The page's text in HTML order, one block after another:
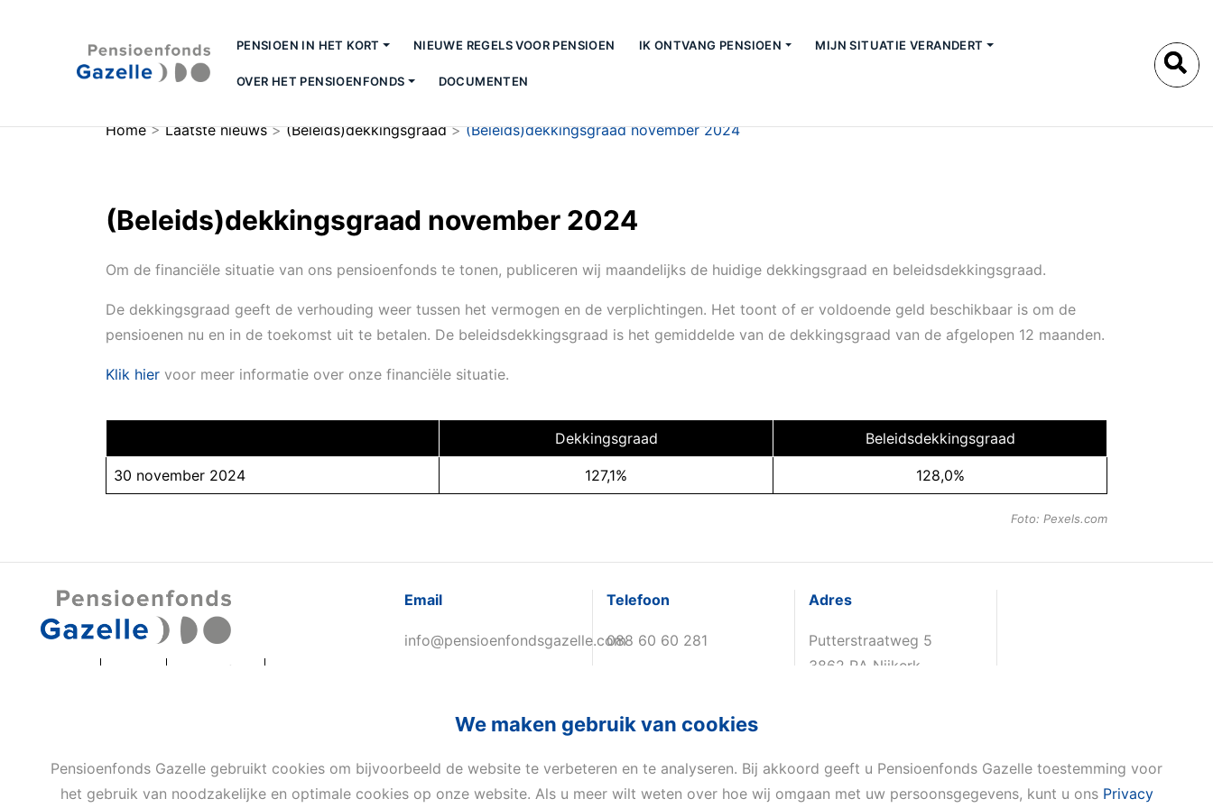
PENSIOEN IN HET KORT NIEUWE REGELS VOOR PENSIOEN IK ONTVANG PENSIOEN MIJN SITUATIE VERANDERT
OVER HET PENSIOENFONDS DOCUMENTEN
Home>Laatste nieuws>(Beleids)dekkingsgraad>(Beleids)dekkingsgraad november 2024
(Beleids)dekkingsgraad november 2024
Om de financiële situatie van ons pensioenfonds te tonen, publiceren wij maandelijks de huidige dekkingsgraad en beleidsdekkingsgraad.
De dekkingsgraad geeft de verhouding weer tussen het vermogen en de verplichtingen. Het toont of er voldoende geld beschikbaar is om de
pensioenen nu en in de toekomst uit te betalen. De beleidsdekkingsgraad is het gemiddelde van de dekkingsgraad van de afgelopen 12 maanden.
Klik hier voor meer informatie over onze financiële situatie.
Dekkingsgraad Beleidsdekkingsgraad
30 november 2024 127,1% 128,0%
Foto: Pexels.com
Terms of use
Email
info@pensioenfondsgazelle.com
Telefoon
088 60 60 281
Adres
Putterstraatweg 5
3862 RA Nijkerk
We maken gebruik van cookies
Pensioenfonds Gazelle gebruikt cookies om bijvoorbeeld de website te verbeteren en te analyseren. Bij akkoord geeft u Pensioenfonds Gazelle toestemming voor
het gebruik van noodzakelijke en optimale cookies op onze website. Als u meer wilt weten over hoe wij omgaan met uw persoonsgegevens, kunt u ons Privacy